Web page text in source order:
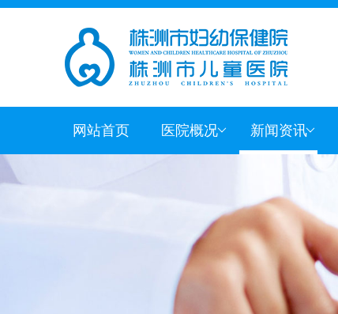
网站首页 医院概况 新闻资讯